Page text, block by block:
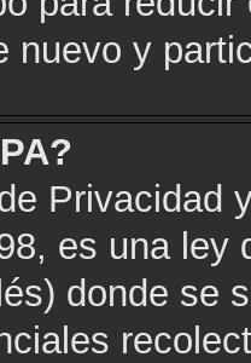
nuevo y
Privacidad
es una ley
donde se